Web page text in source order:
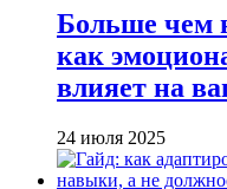
Больше чем
как
влияет на
24 июля 2025